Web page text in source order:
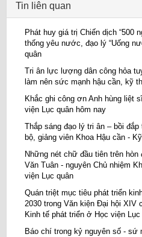
Tin liên quan
Phát huy giá trị Chiến dịch “500
thống yêu nước, đạo lý “Uống
quân
Tri ân lực lượng dân công hỏa
làm nên sức mạnh hậu cần, kỹ
Khắc ghi công ơn Anh hùng liệt
viện Lục quân hôm nay
Thắp sáng đạo lý tri ân – bồi
bộ, giảng viên Khoa Hậu cần -
Những nét chữ đầu tiên trên
Văn Tuân - nguyên Chủ nhiệm
viện Lục quân
Quán triệt mục tiêu phát triển
2030 trong Văn kiện Đại hội XIV
Kinh tế phát triển ở Học viện Lục
Báo chí trong kỷ nguyên số -